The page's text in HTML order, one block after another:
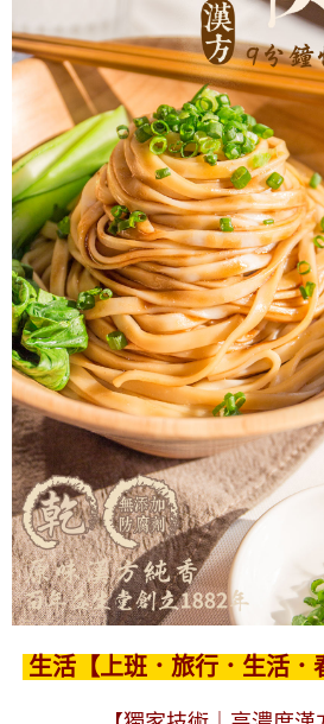
生活【上班．旅行．生活．